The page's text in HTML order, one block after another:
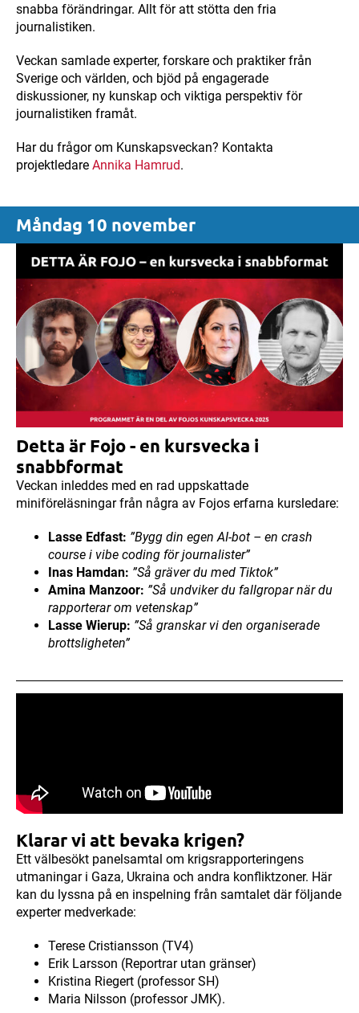
snabba förändringar. Allt för att stötta den fria
journalistiken.
Veckan samlade experter, forskare och praktiker från
Sverige och världen, och bjöd på engagerade
diskussioner, ny kunskap och viktiga perspektiv för
journalistiken framåt.
Har du frågor om Kunskapsveckan? Kontakta
projektledare Annika Hamrud.
Måndag 10 november
Detta är Fojo - en kursvecka i
snabbformat
Veckan inleddes med en rad uppskattade
miniföreläsningar från några av Fojos erfarna kursledare:
Lasse Edfast: ”Bygg din egen AI-bot – en crash
course i vibe coding för journalister”
Inas Hamdan: ”Så gräver du med Tiktok”
Amina Manzoor: ”Så undviker du fallgropar när du
rapporterar om vetenskap”
Lasse Wierup: ”Så granskar vi den organiserade
brottsligheten”
Klarar vi att bevaka krigen?
Ett välbesökt panelsamtal om krigsrapporteringens
utmaningar i Gaza, Ukraina och andra konfliktzoner. Här
kan du lyssna på en inspelning från samtalet där följande
experter medverkade:
Terese Cristiansson (TV4)
Erik Larsson (Reportrar utan gränser)
Kristina Riegert (professor SH)
Maria Nilsson (professor JMK).